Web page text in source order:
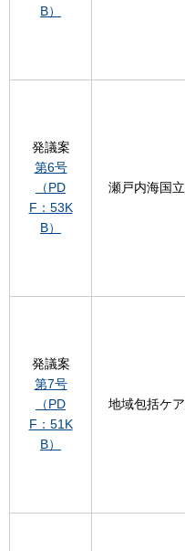
B）
発議案
第6号
（PD
F：53K
B）
瀬戸内海国
発議案
第7号
（PD
F：51K
B）
地域包括ケ